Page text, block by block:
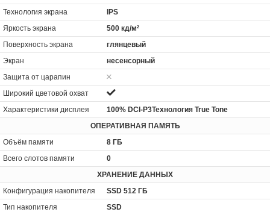
Технология экрана
IPS
Яркость экрана
500 кд/м²
Поверхность экрана
глянцевый
Экран
несенсорный
Защита от царапин
Широкий цветовой охват
Характеристики дисплея
100% DCI-P3Технология True Tone
ОПЕРАТИВНАЯ ПАМЯТЬ
Объём памяти
8 ГБ
Всего слотов памяти
0
ХРАНЕНИЕ ДАННЫХ
Конфигурация накопителя
SSD 512 ГБ
Тип накопителя
SSD